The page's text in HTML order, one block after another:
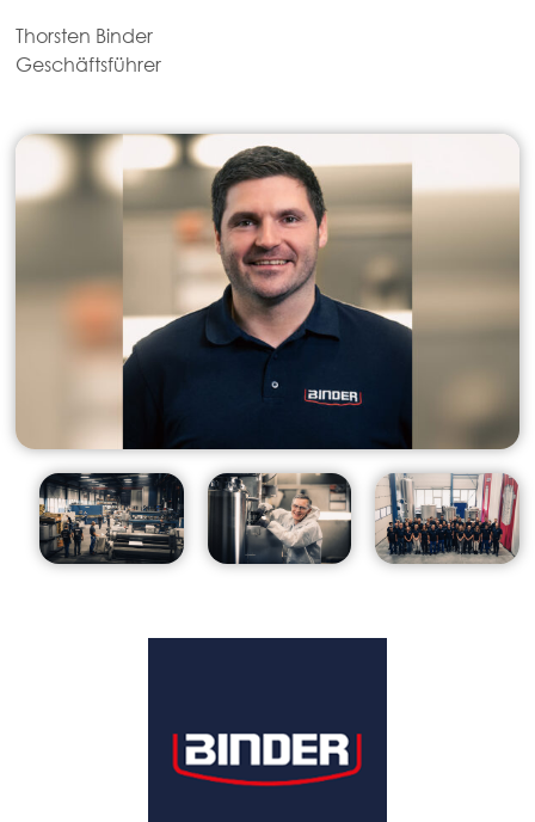
Thorsten Binder
Geschäftsführer